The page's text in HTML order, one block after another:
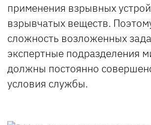
применения взрывных
взрывчатых веществ.
сложность возложенных
экспертные подразделения
должны постоянно
условия службы.